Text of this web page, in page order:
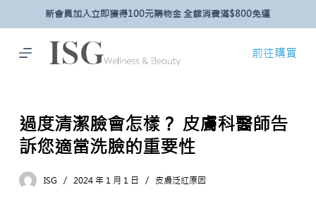
主
新會員加入立即獲得100元購物金 全館消費滿$800免運
前往購買
過度清潔臉會怎樣？ 皮膚科醫師告
訴您適當洗臉的重要性
ISG 2024 年 1 月 1 日 皮膚泛紅原因